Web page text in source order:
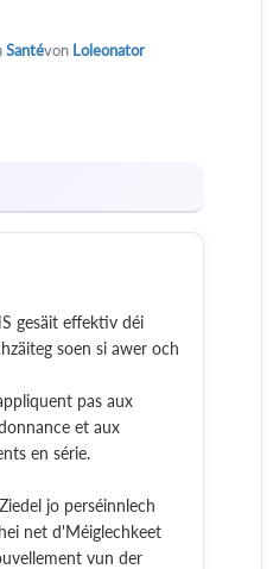
Santévon Loleonator
gesäit effektiv déi
soen si awer och
pas aux
et aux
en série.
jo perséinnlech
net d'Méiglechkeet
vun der